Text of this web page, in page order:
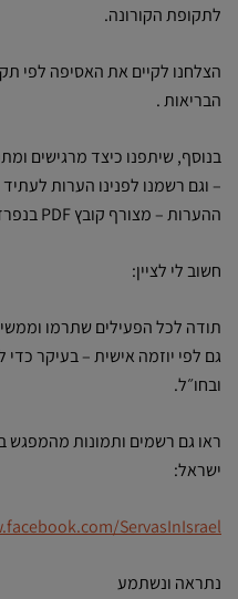
לתקופת הקורונה.
הצלחנו לקיים את האסיפה לפי
הבריאות .
בנוסף, שיתפנו כיצד מרגישים
– וגם רשמנו לפנינו הערות
ההערות – מצורף קובץ PDF בנפרד.
חשוב לי לציין:
תודה לכל הפעילים שתרמו
גם לפי יוזמה אישית – בעיקר
ובחו״ל.
ראו גם רשמים ותמונות מהמפגש
ישראל:
ServasInIsrael
נתראה ונשתמע